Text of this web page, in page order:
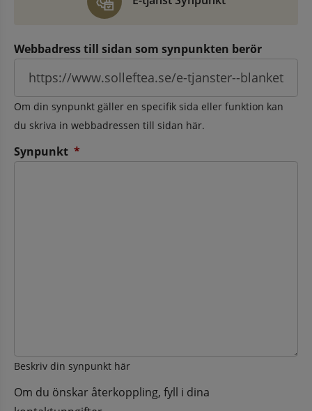
Webbadress till sidan som synpunkten berör
Om din synpunkt gäller en specifik sida eller funktion kan
du skriva in webbadressen till sidan här.
Synpunkt *
Beskriv din synpunkt här
Om du önskar återkoppling, fyll i dina